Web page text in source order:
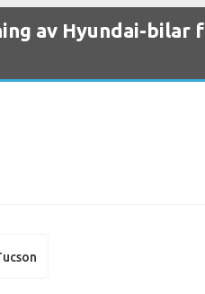
av Hyundai-bilar